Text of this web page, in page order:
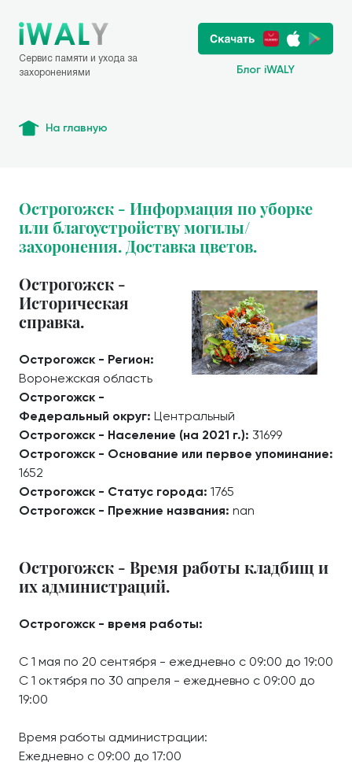
Сервис памяти и ухода за
захоронениями
Блог iWALY
На главную
Острогожск - Информация по уборке
или благоустройству могилы/
захоронения. Доставка цветов.
Острогожск -
Историческая
справка.
Острогожск - Регион:
Воронежская область
Острогожск -
Федеральный округ: Центральный
Острогожск - Население (на 2021 г.): 31699
Острогожск - Основание или первое упоминание:
1652
Острогожск - Статус города: 1765
Острогожск - Прежние названия: nan
Острогожск - Время работы кладбищ и
их администраций.
Острогожск - время работы:
С 1 мая по 20 сентября - ежедневно с 09:00 до 19:00
С 1 октября по 30 апреля - ежедневно с 09:00 до
19:00
Время работы администрации:
Ежедневно с 09:00 до 17:00